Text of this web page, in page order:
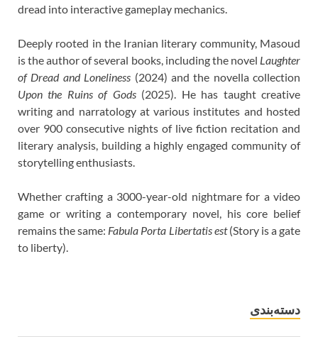
dread into interactive gameplay mechanics.
Deeply rooted in the Iranian literary community, Masoud
is the author of several books, including the novel Laughter
of Dread and Loneliness (2024) and the novella collection
Upon the Ruins of Gods(2025). He has taught creative
writing and narratology at various institutes and hosted
over 900 consecutive nights of live fiction recitation and
literary analysis, building a highly engaged community of
storytelling enthusiasts.
Whether crafting a 3000-year-old nightmare for a video
game or writing a contemporary novel, his core belief
remains the same: Fabula Porta Libertatis est(Story is a gate
to liberty).
دسته‌بندی